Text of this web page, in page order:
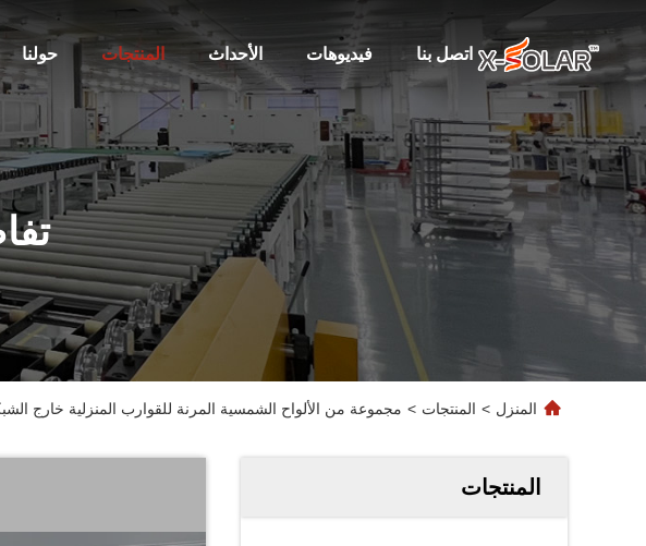
حولنا المنتجات الأحداث فيديوهات اتصل بنا
المنزل > المنتجات > مجموعة من الألواح الشمسية المرنة للقوارب المنزلية خارج
المنتجات